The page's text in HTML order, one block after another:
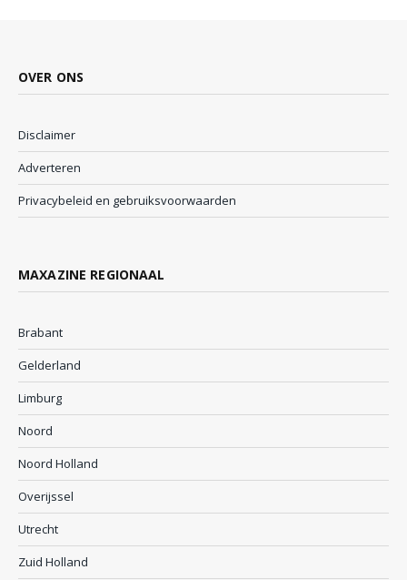
OVER ONS
Disclaimer
Adverteren
Privacybeleid en gebruiksvoorwaarden
MAXAZINE REGIONAAL
Brabant
Gelderland
Limburg
Noord
Noord Holland
Overijssel
Utrecht
Zuid Holland